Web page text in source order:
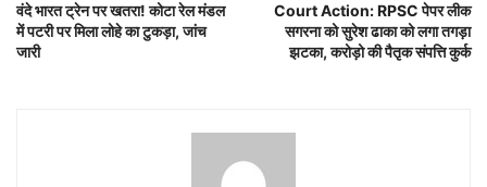
वंदे भारत ट्रेन पर खतरा! कोटा रेल मंडल
में पटरी पर मिला लोहे का टुकड़ा, जांच
जारी
Court Action: RPSC पेपर लीक
सगरना को सुरेश ढाका को लगा तगड़ा
झटका, करोड़ो की पैतृक संपत्ति कुर्क